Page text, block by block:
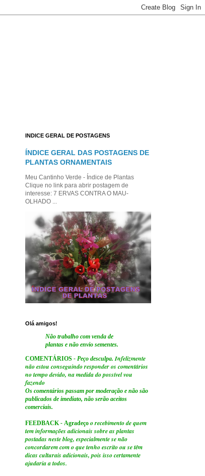
INDICE GERAL DE POSTAGENS
ÍNDICE GERAL DAS POSTAGENS DE
PLANTAS ORNAMENTAIS
Meu Cantinho Verde - Índice de Plantas
Clique no link para abrir postagem de
interesse: 7 ERVAS CONTRA O MAU-
OLHADO ...
Olá amigos!
Não trabalho com venda de
plantas e não envio sementes.
COMENTÁRIOS - Peço desculpa.Infelizmente
não estou conseguindo responder os comentários
no tempo devido, na medida do possível vou
fazendo
Os comentários passam por moderação e não são
publicados de imediato, não serão aceitos
comerciais.
FEEDBACK- Agradeço o recebimento de quem
tem informações adicionais sobre as plantas
postadas neste blog, especialmente se não
concordarem com o que tenho escrito ou se têm
dicas culturais adicionais, pois isso certamente
ajudaria a todos.